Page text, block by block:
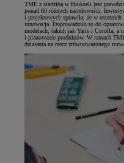
TME z siedzibą w Brukseli jest
ponad 60 różnych narodowości.
i projektowych sprawiła, że w ostatnich
innowacja. Doprowadziło to do
modelach, takich jak Yaris i Corolla, a
i planowanie produktów. W ramach
działania na rzecz zrównoważonego